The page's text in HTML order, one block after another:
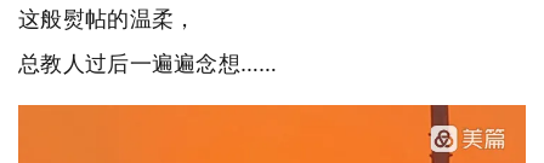
这般熨帖的温柔，
总教人过后一遍遍念想……